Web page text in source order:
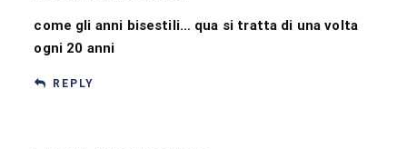
come gli anni bisestili… qua si tratta di una volta
ogni 20 anni
REPLY